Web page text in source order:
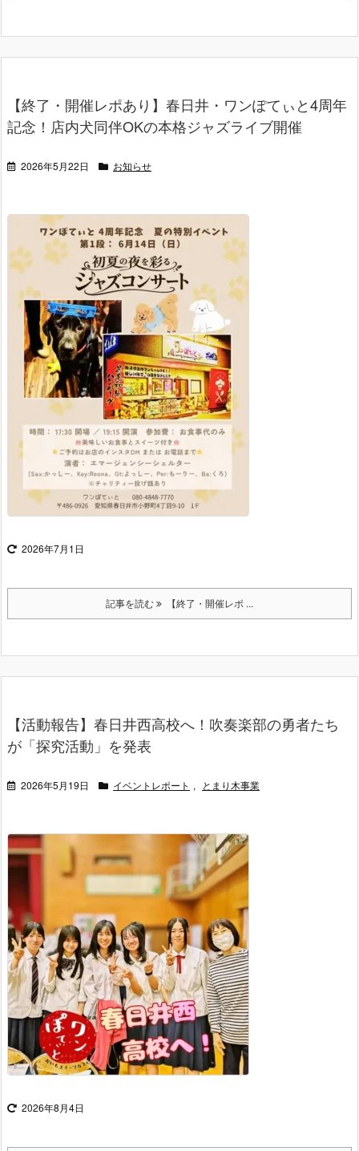
【終了・開催レポあり】春日井・ワンぽてぃと4周年
記念！店内犬同伴OKの本格ジャズライブ開催
2026年5月22日 お知らせ
2026年7月1日
記事を読む 【終了・開催レポ ...
【活動報告】春日井西高校へ！吹奏楽部の勇者たち
が「探究活動」を発表
2026年5月19日 イベントレポート , とまり木事業
2026年8月4日